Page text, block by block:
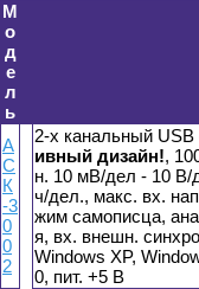
М
о
д
е
л
ь
А
С
К
-3
0
0
2
2-х канальный
ивный дизайн!,
н. 10 мВ/дел - 10 В/
ч/дел., макс. вх.
жим самописца,
я, вх. внешн.
Windows XP,
0, пит. +5 В